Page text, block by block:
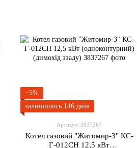
−5%
залишилось 146 днів
Артикул: 3837267
Котел газовий "Житомир-3" КС-
Г-012СН 12,5 кВт